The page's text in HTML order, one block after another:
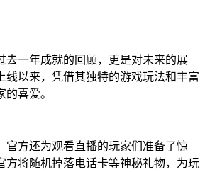
去一年成就的回顾，更是对未来的展
线以来，凭借其独特的游戏玩法和丰富
喜爱。
官方还为观看直播的玩家们准备了惊
方将随机掉落电话卡等神秘礼物，为玩